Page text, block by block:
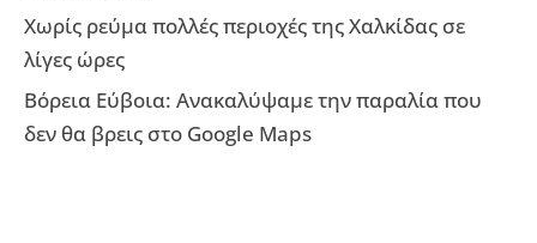
Χωρίς ρεύμα πολλές περιοχές της Χαλκίδας σε
λίγες ώρες
Βόρεια Εύβοια: Ανακαλύψαμε την παραλία που
δεν θα βρεις στο Google Maps